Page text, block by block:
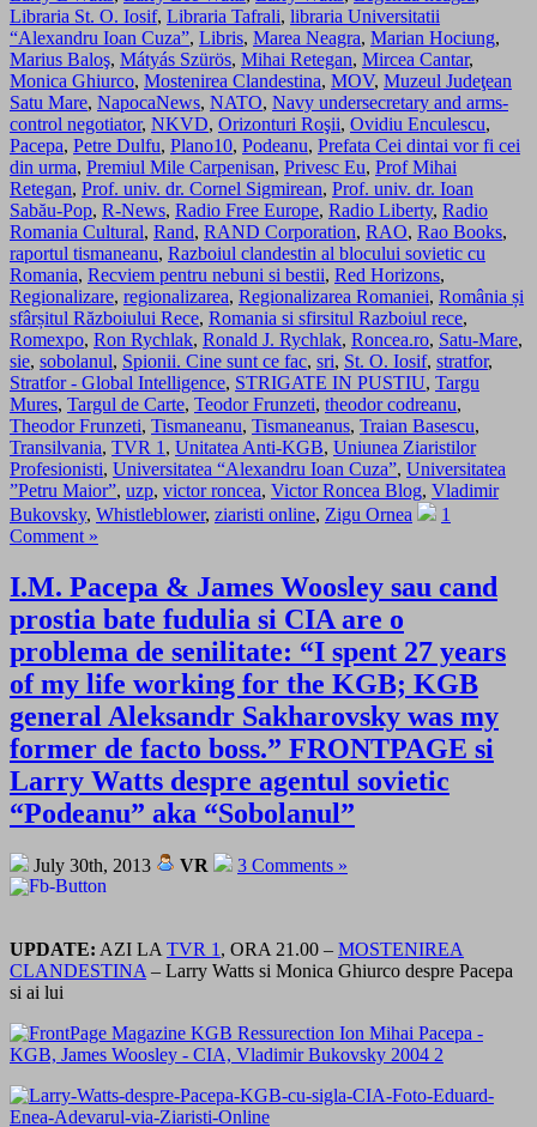
Libraria St. O. Iosif, Libraria Tafrali, libraria Universitatii
“Alexandru Ioan Cuza”, Libris, Marea Neagra, Marian Hociung,
Marius Baloş, Mátyás Szürös, Mihai Retegan, Mircea Cantar,
Monica Ghiurco, Mostenirea Clandestina, MOV, Muzeul Judeţean
Satu Mare, NapocaNews, NATO, Navy undersecretary and arms-
control negotiator, NKVD, Orizonturi Roşii, Ovidiu Enculescu,
Pacepa, Petre Dulfu, Plano10, Podeanu, Prefata Cei dintai vor fi cei
din urma, Premiul Mile Carpenisan, Privesc Eu, Prof Mihai
Retegan, Prof. univ. dr. Cornel Sigmirean, Prof. univ. dr. Ioan
Sabău-Pop, R-News, Radio Free Europe, Radio Liberty, Radio
Romania Cultural, Rand, RAND Corporation, RAO, Rao Books,
raportul tismaneanu, Razboiul clandestin al blocului sovietic cu
Romania, Recviem pentru nebuni si bestii, Red Horizons,
Regionalizare, regionalizarea, Regionalizarea Romaniei, România și
sfârșitul Războiului Rece, Romania si sfirsitul Razboiul rece,
Romexpo, Ron Rychlak, Ronald J. Rychlak, Roncea.ro, Satu-Mare,
sie, sobolanul, Spionii. Cine sunt ce fac, sri, St. O. Iosif, stratfor,
Stratfor - Global Intelligence, STRIGATE IN PUSTIU, Targu
Mures, Targul de Carte, Teodor Frunzeti, theodor codreanu,
Theodor Frunzeti, Tismaneanu, Tismaneanus, Traian Basescu,
Transilvania, TVR 1 , Unitatea Anti-KGB, Uniunea Ziaristilor
Profesionisti, Universitatea “Alexandru Ioan Cuza”, Universitatea
”Petru Maior”, uzp, victor roncea, Victor Roncea Blog, Vladimir
Bukovsky, Whistleblower, ziaristi online, Zigu Ornea
1
Comment »
I.M. Pacepa & James Woosley sau cand
prostia bate fudulia si CIA are o
problema de senilitate: “I spent 27 years
of my life working for the KGB; KGB
general Aleksandr Sakharovsky was my
former de facto boss.” FRONTPAGE si
Larry Watts despre agentul sovietic
“Podeanu” aka “Sobolanul”
July 30th, 2013 VR 3 Comments »
UPDATE: AZI LATVR 1, ORA 21.00 – MOSTENIREA
CLANDESTINA– Larry Watts si Monica Ghiurco despre Pacepa
si ai lui